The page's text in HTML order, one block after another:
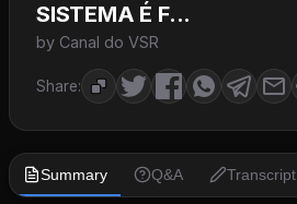
SISTEMA É F...
by Canal do VSR
Share:
Summary Q&A Transcript